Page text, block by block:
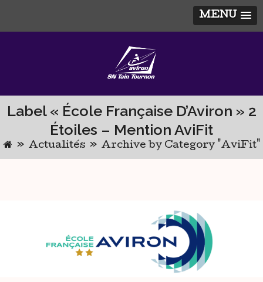
MENU
Label « École Française D’Aviron » 2
Étoiles – Mention AviFit
» Actualités » Archive by Category "AviFit"